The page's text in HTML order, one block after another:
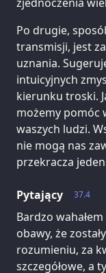
Po drugie,
transmisji, jest
uznania.
intuicyjnych
kierunku troski.
możemy pomóc
waszych ludzi.
nie mogą nas
przekracza
37.4
Pytający
Bardzo
obawy, że
rozumieniu, za
szczegółowe, a